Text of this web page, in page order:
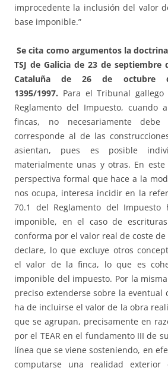
improcedente la inclusión del valor
base imponible.”
Se cita como argumentos la
TSJ de Galicia de 23 de septiembre
Cataluña de 26 de octubre
1395/1997. Para el Tribunal
Reglamento del Impuesto, cuando
fincas, no necesariamente
corresponde al de las
asientan, pues es posible
materialmente unas y otras. En
perspectiva formal que hace a la
nos ocupa, interesa incidir en la
70.1 del Reglamento del
imponible, en el caso de
conforma por el valor real de coste
declare, lo que excluye otros
el valor de la finca, lo que es
imponible del impuesto. Por la
preciso extenderse sobre la eventual
ha de incluirse el valor de la obra
que se agrupan, precisamente en
por el TEAR en el fundamento III de
línea que se viene sosteniendo, en
computarse una realidad